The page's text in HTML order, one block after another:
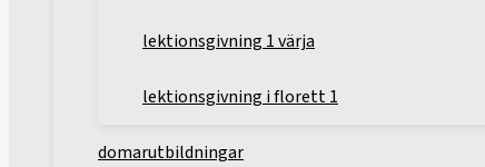
lektionsgivning 1 värja
lektionsgivning i florett 1
domarutbildningar